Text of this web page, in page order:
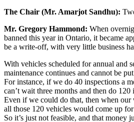
The Chair (Mr. Amarjot Sandhu):
Mr. Gregory Hammond: When
banned this year in Ontario, it became
be a write-off, with very little business
With vehicles scheduled for annual and
maintenance continues and cannot be
For instance, if we do 40 inspections a
can’t wait three months and then do
Even if we could do that, then when our
all those 120 vehicles would come up
So it’s just not feasible, and that money